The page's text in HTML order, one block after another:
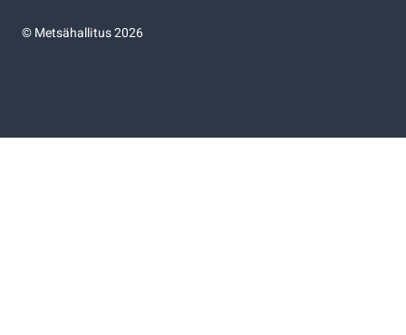
©Metsähallitus 2026